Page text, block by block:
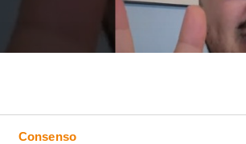
Consenso